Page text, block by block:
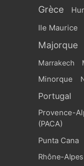
Grèce
Ile Maurice
Majorque
Marrakech
Minorque
Portugal
Provence-
(PACA)
Punta Cana
Rhône-Alpes